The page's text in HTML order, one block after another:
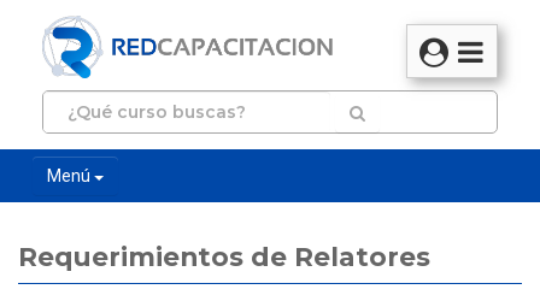
Menú
Requerimientos de Relatores